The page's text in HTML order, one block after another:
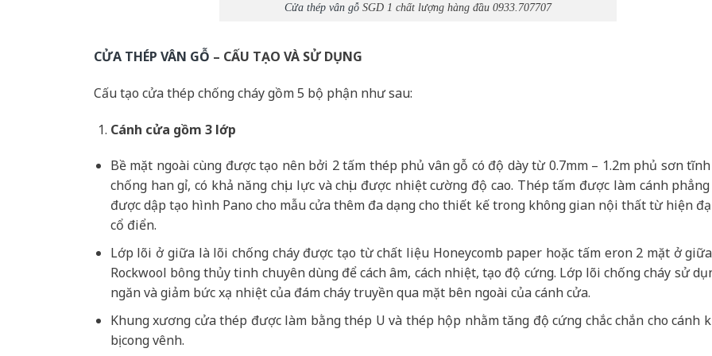
Cửa thép vân gỗSGD 1 chất lượng hàng đầu 0933.707707
CỬA THÉP VÂN GỖ – CẤU TẠO VÀ SỬ DỤNG
Cấu tạo cửa thép chống cháy gồm 5 bộ phận như sau:
Cánh cửa gồm 3 lớp
Bề mặt ngoài cùng được tạo nên bởi 2 tấm thép phủ vân gỗ có độ dày từ 0.7mm – 1.2m phủ sơn
chống han gỉ, có khả năng chịu lực và chịu được nhiệt cường độ cao. Thép tấm được làm cánh
được dập tạo hình Pano cho mẫu cửa thêm đa dạng cho thiết kế trong không gian nội thất từ hiện
cổ điển.
Lớp lõi ở giữa là lõi chống cháy được tạo từ chất liệu Honeycomb paper hoặc tấm eron 2 mặt ở
Rockwool bông thủy tinh chuyên dùng để cách âm, cách nhiệt, tạo độ cứng. Lớp lõi chống cháy sử
ngăn và giảm bức xạ nhiệt của đám cháy truyền qua mặt bên ngoài của cánh cửa.
Khung xương cửa thép được làm bằng thép U và thép hộp nhằm tăng độ cứng chắc chắn cho cánh
bị cong vênh.